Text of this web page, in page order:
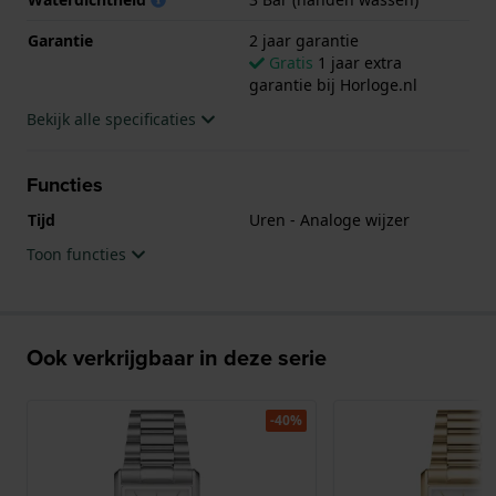
Garantie
2 jaar garantie
Gratis 1 jaar extra
garantie bij Horloge.nl
Bekijk alle specificaties
Functies
Tijd
Uren - Analoge wijzer
Toon functies
Ook verkrijgbaar in deze serie
-40%